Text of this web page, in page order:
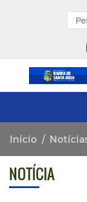
Início
NOTÍCIA